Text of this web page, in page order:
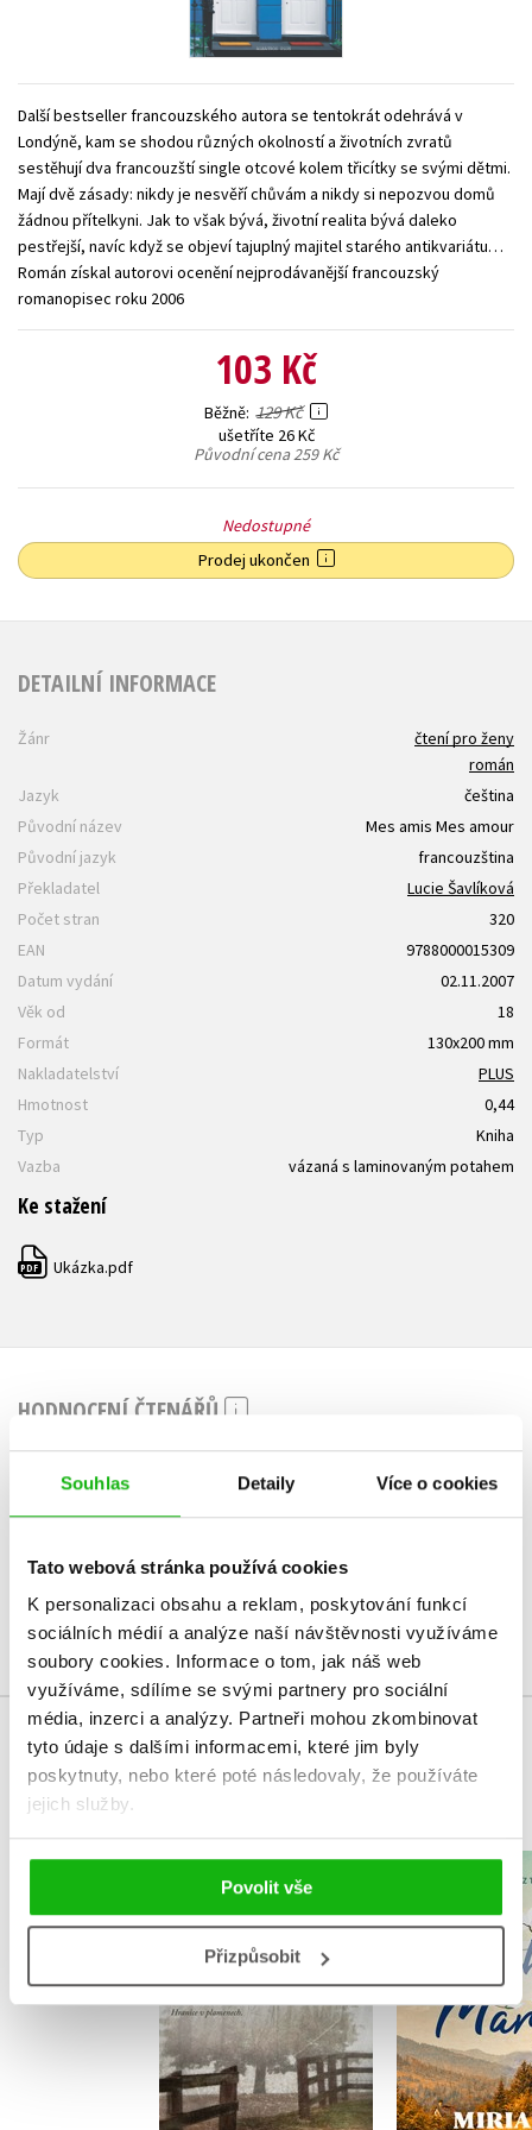
Souhlas Detaily Více o cookies
Tato webová stránka používá cookies
K personalizaci obsahu a reklam, poskytování funkcí
sociálních médií a analýze naší návštěvnosti využíváme
soubory cookies. Informace o tom, jak náš web
využíváme, sdílíme se svými partnery pro sociální
média, inzerci a analýzy. Partneři mohou zkombinovat
tyto údaje s dalšími informacemi, které jim byly
poskytnuty, nebo které poté následovaly, že používáte
jejich služby.
Povolit vše
Přizpůsobit
Zahraniční literatura
Všechny tituly
Další bestseller francouzského autora se tentokrát odehrává v
Londýně, kam se shodou různých okolností a životních zvratů
sestěhují dva francouzští single otcové kolem třicítky se svými dětmi.
Mají dvě zásady: nikdy je nesvěří chůvám a nikdy si nepozvou domů
žádnou přítelkyni. Jak to však bývá, životní realita bývá daleko
pestřejší, navíc když se objeví tajuplný majitel starého antikvariátu…
Román získal autorovi ocenění nejprodávanější francouzský
romanopisec roku 2006
103 Kč
Běžně 129 Kč
ušetříte 26 Kč
Původní cena259 Kč
Nedostupné
Prodej ukončen
DETAILNÍ INFORMACE
Žánr
čtení pro ženy
román
Jazyk
čeština
Původní název
Mes amis Mes amour
Původní jazyk
francouzština
Překladatel
Lucie Šavlíková
Počet stran
320
EAN
9788000015309
Datum vydání
02.11.2007
Věk od
18
Formát
130x200 mm
Nakladatelství
PLUS
Hmotnost
0,44
Typ
Kniha
Vazba
vázaná s laminovaným potahem
Ke stažení
PDF Ukázka.pdf
HODNOCENÍ ČTENÁŘŮ
Vaše hodnocení
Uživatelskou recenzi mohou vkládat pouze registrovaní uživatelé
Přihlásit
MOHLO BY VÁS TAKÉ ZAJÍMAT
Čarodějnice z
Do košíku
Drahá
Miriam
Do